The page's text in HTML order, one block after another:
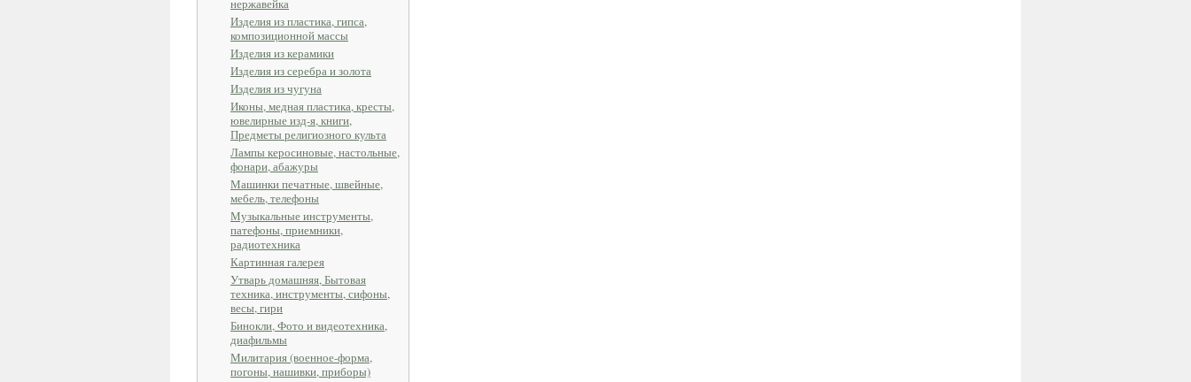
нержавейка
Изделия из пластика, гипса,
композиционной массы
Изделия из керамики
Изделия из серебра и золота
Изделия из чугуна
Иконы, медная пластика, кресты,
ювелирные изд-я, книги,
Предметы религиозного культа
Лампы керосиновые, настольные,
фонари, абажуры
Машинки печатные, швейные,
мебель, телефоны
Музыкальные инструменты,
патефоны, приемники,
радиотехника
Картинная галерея
Утварь домашняя, Бытовая
техника, инструменты, сифоны,
весы, гири
Бинокли, Фото и видеотехника,
диафильмы
Милитария (военное-форма,
погоны, нашивки, приборы)